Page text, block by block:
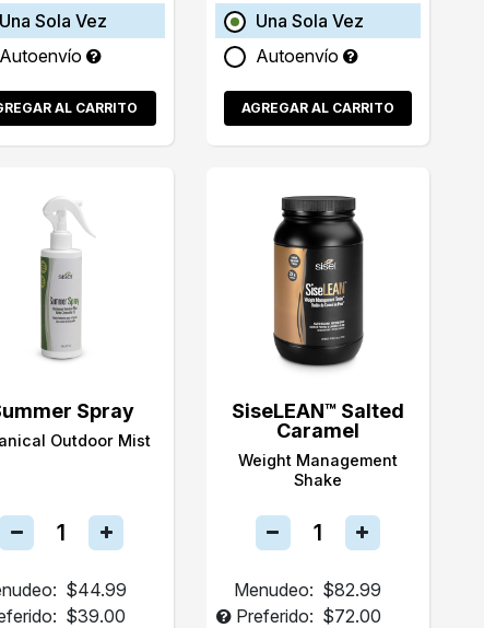
Una Sola Vez
Autoenvío
AL CARRITO
Una Sola Vez
Autoenvío
AGREGAR AL CARRITO
Spray
Outdoor Mist
$44.99
$39.00
SiseLEAN™ Salted
Caramel
Weight Management
Shake
Menudeo: $82.99
Preferido: $72.00